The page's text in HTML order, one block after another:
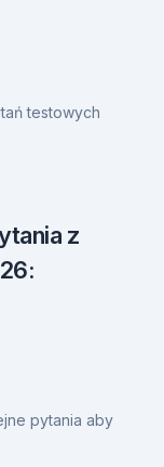
testowych
z
pytania aby